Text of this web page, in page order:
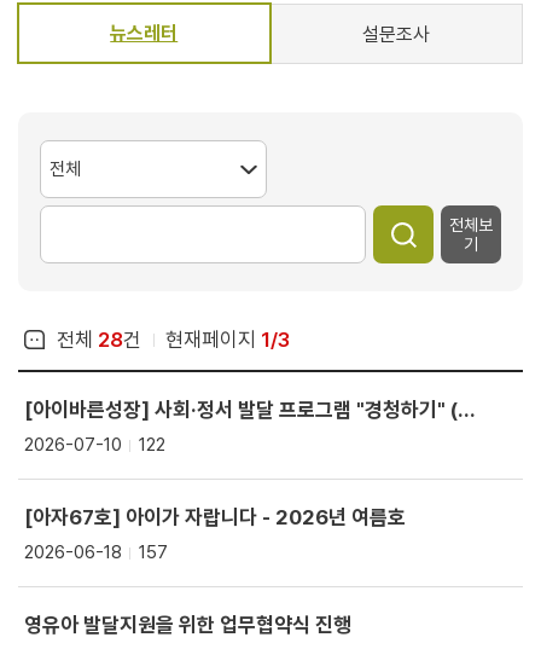
뉴스레터 설문조사
전체보
기
전체 28건 현재페이지 1/3
[아이바른성장] 사회·정서 발달 프로그램 "경청하기" (영상콘텐츠)
2026-07-10 122
[아자67호] 아이가 자랍니다 - 2026년 여름호
2026-06-18 157
영유아 발달지원을 위한 업무협약식 진행